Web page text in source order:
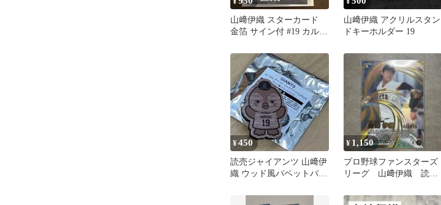
山﨑伊織 スターカード
金箔 サイン付 #19 カルビ
山﨑伊織 アクリルスタン
ドキーホルダー 19
¥450
読売ジャイアンツ 山﨑伊
織 ウッド風パペットバッ
¥ 1,150
プロ野球ファンスターズ
リーグ 山﨑伊織 読売